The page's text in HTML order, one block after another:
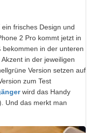
frisches Design und
2 Pro kommt jetzt in
in der unteren
in der jeweiligen
Version setzen auf
zum Test
wird das Handy
Und das merkt man